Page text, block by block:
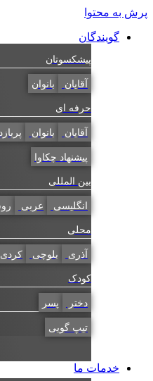
به محتوا
گویندگان
پیشکسوتان
بانوان
حرفه ای
بانوان پربازدیدها
پیشنهاد چکاوا
بین المللی
انگلیسی عربی روسی
محلی
بلوچی کردی لری
کودک
پسر
تیپ گویی
خدمات ما